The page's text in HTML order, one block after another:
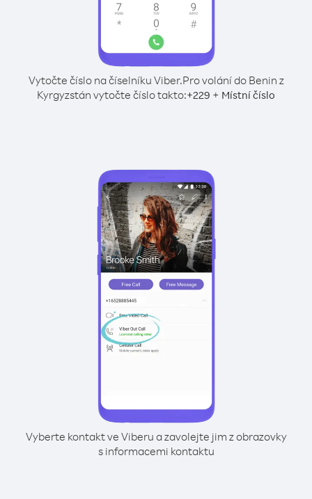
Vytočte číslo na číselníku Viber.Pro volání do Benin z
Kyrgyzstán vytočte číslo takto:+229 + Místní číslo
Vyberte kontakt ve Viberu a zavolejte jim z obrazovky
s informacemi kontaktu